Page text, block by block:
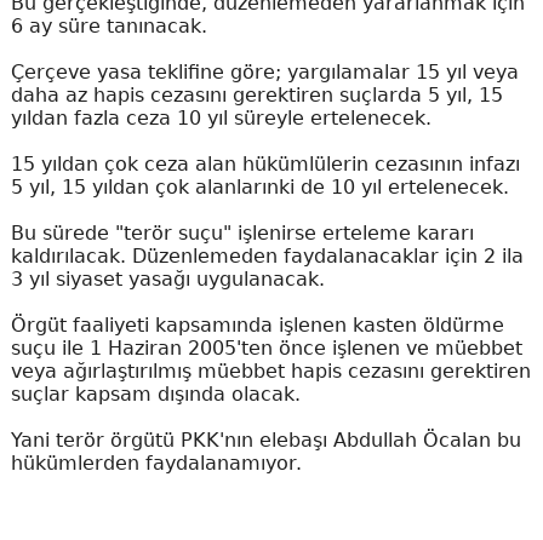
6 ay süre tanınacak.
Çerçeve yasa teklifine göre; yargılamalar 15 yıl veya
daha az hapis cezasını gerektiren suçlarda 5 yıl, 15
yıldan fazla ceza 10 yıl süreyle ertelenecek.
15 yıldan çok ceza alan hükümlülerin cezasının infazı
5 yıl, 15 yıldan çok alanlarınki de 10 yıl ertelenecek.
Bu sürede "terör suçu" işlenirse erteleme kararı
kaldırılacak. Düzenlemeden faydalanacaklar için 2 ila
3 yıl siyaset yasağı uygulanacak.
Örgüt faaliyeti kapsamında işlenen kasten öldürme
suçu ile 1 Haziran 2005'ten önce işlenen ve müebbet
veya ağırlaştırılmış müebbet hapis cezasını gerektiren
suçlar kapsam dışında olacak.
Yani terör örgütü PKK'nın elebaşı Abdullah Öcalan bu
hükümlerden faydalanamıyor.